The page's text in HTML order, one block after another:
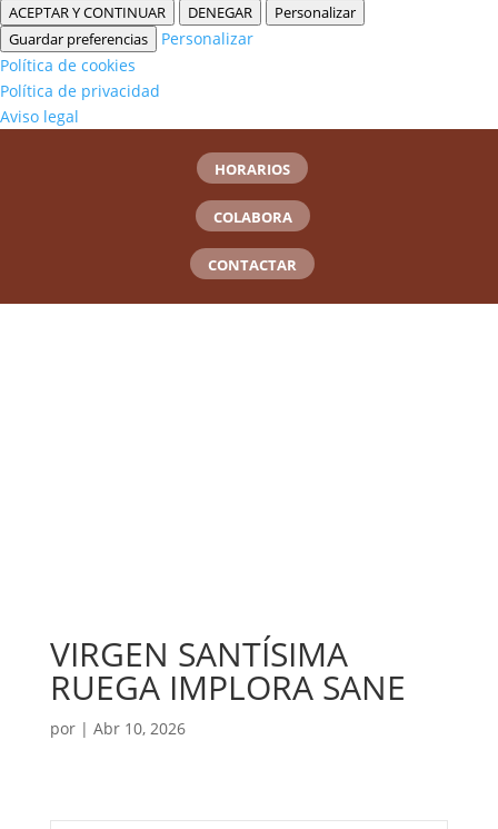
ACEPTAR Y CONTINUAR DENEGAR
Personalizar
Guardar preferencias
Personalizar
Política de cookies
Política de privacidad
Aviso legal
HORARIOS
COLABORA
CONTACTAR
VIRGEN SANTÍSIMA
RUEGA IMPLORA SANE
por | Abr 10, 2026